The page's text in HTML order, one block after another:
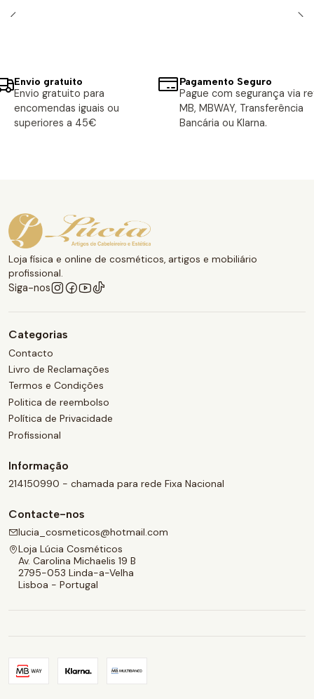
Envio gratuito
Envio gratuito para
encomendas iguais ou
superiores a 45€
Pagamento Seguro
Pague com segurança via
MB, MBWAY, Transferência
Bancária ou Klarna.
Loja física e online de cosméticos, artigos e mobiliário
profissional.
Siga-nos
Categorias
Contacto
Livro de Reclamações
Termos e Condições
Politica de reembolso
Política de Privacidade
Profissional
Informação
214150990 - chamada para rede Fixa Nacional
Contacte-nos
lucia_cosmeticos@hotmail.com
Loja Lúcia Cosméticos
Av. Carolina Michaelis 19 B
2795-053 Linda-a-Velha
Lisboa - Portugal